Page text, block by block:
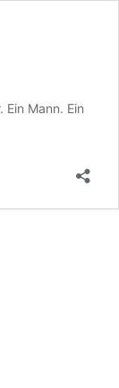
Mann. Ein